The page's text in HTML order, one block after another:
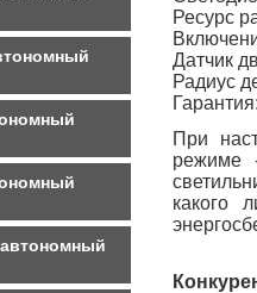
При
режиме
какого